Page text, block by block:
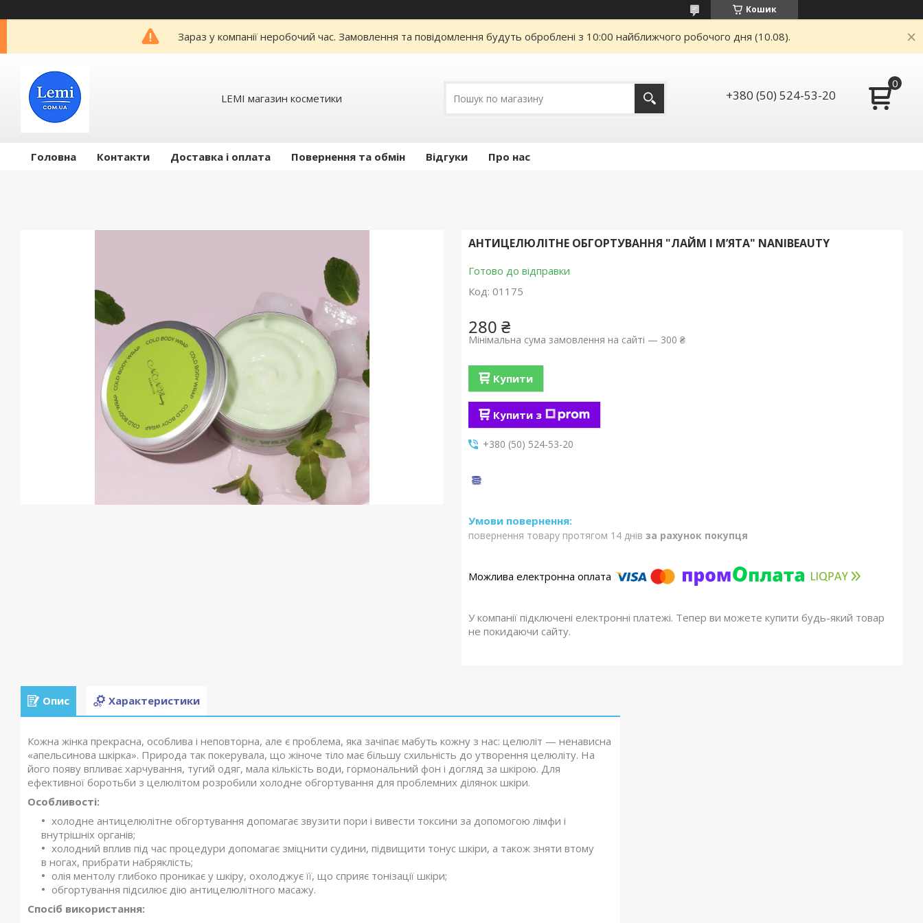
Кошик
Зараз у компанії неробочий час. Замовлення та повідомлення будуть оброблені з 10:00 найближчого робочого дня (10.08).
LEMI магазин косметики +380 (50) 524-53-20
Головна Контакти Доставка і оплата Повернення та обмін Відгуки Про нас
АНТИЦЕЛЮЛІТНЕ ОБГОРТУВАННЯ "ЛАЙМ І М’ЯТА" NANIBEAUTY
Готово до відправки
Код: 01175
280 ₴
Мінімальна сума замовлення на сайті — 300 ₴
Купити
Купити з
+380 (50) 524-53-20
повернення товару протягом 14 днів за рахунок покупця
У компанії підключені електронні платежі. Тепер ви можете купити будь-який товар
не покидаючи сайту.
Опис Характеристики
Кожна жінка прекрасна, особлива і неповторна, але є проблема, яка зачіпає мабуть кожну з нас: целюліт — ненависна
«апельсинова шкірка». Природа так покерувала, що жіноче тіло має більшу схильність до утворення целюліту. На
його появу впливає харчування, тугий одяг, мала кількість води, гормональний фон і догляд за шкірою. Для
ефективної боротьби з целюлітом розробили холодне обгортування для проблемних ділянок шкіри.
Особливості:
холодне антицелюлітне обгортування допомагає звузити пори і вивести токсини за допомогою лімфи і
внутрішніх органів;
холодний вплив під час процедури допомагає зміцнити судини, підвищити тонус шкіри, а також зняти втому
в ногах, прибрати набряклість;
олія ментолу глибоко проникає у шкіру, охолоджує її, що сприяє тонізації шкіри;
обгортування підсилює дію антицелюлітного масажу.
Спосіб використання: